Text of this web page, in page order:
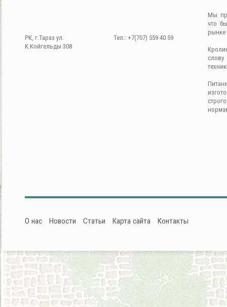
РК, г.Тараз ул.
К.Койгельды 308
Тел.: +7(707) 559 40 59
Мы
что
рынке
О нас Новости Статьи Карта сайта Контакты